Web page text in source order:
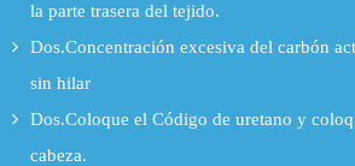
la parte trasera del tejido.
Dos.Concentración excesiva del carbón
sin hilar
Dos.Coloque el Código de uretano y
cabeza.